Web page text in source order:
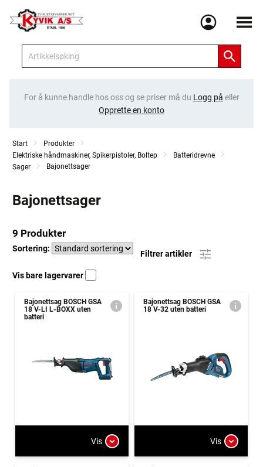
Meny
For å kunne handle hos oss og se priser må du Logg på eller
Opprette en konto
Start
Produkter
Elektriske håndmaskiner, Spikerpistoler, Boltep
Batteridrevne
Sager
Bajonettsager
Bajonettsager
9 Produkter
Sortering:
Filtrer artikler
Vis bare lagervarer
Bajonettsag BOSCH GSA
18 V-LI L-BOXX uten
batteri
Vis
Bajonettsag BOSCH GSA
18 V-32 uten batteri
Vis